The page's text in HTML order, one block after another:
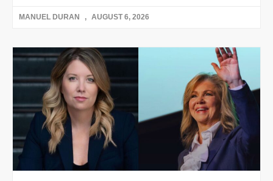
MANUEL DURAN AUGUST 6, 2026